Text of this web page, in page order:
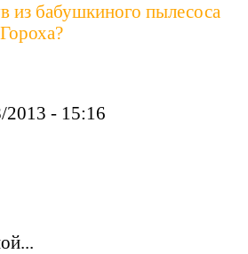
из бабушкиного пылесоса
2013 - 15:16